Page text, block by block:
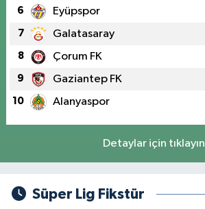
6 Eyüpspor
7 Galatasaray
8 Çorum FK
9 Gaziantep FK
10 Alanyaspor
Detaylar için tıklayın
Süper Lig Fikstür